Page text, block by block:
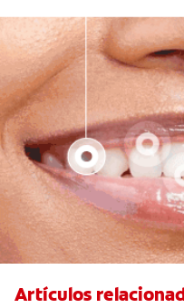
Artículos